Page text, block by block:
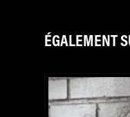
ÉGALEMENT